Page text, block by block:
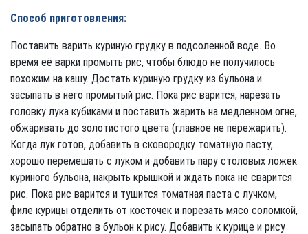
Способ приготовления:
Поставить варить куриную грудку в подсоленной воде. Во
время её варки промыть рис, чтобы блюдо не получилось
похожим на кашу. Достать куриную грудку из бульона и
засыпать в него промытый рис. Пока рис варится, нарезать
головку лука кубиками и поставить жарить на медленном огне,
обжаривать до золотистого цвета (главное не пережарить).
Когда лук готов, добавить в сковородку томатную пасту,
хорошо перемешать с луком и добавить пару столовых ложек
куриного бульона, накрыть крышкой и ждать пока не сварится
рис. Пока рис варится и тушится томатная паста с лучком,
филе курицы отделить от косточек и порезать мясо соломкой,
засыпать обратно в бульон к рису. Добавить к курице и рису